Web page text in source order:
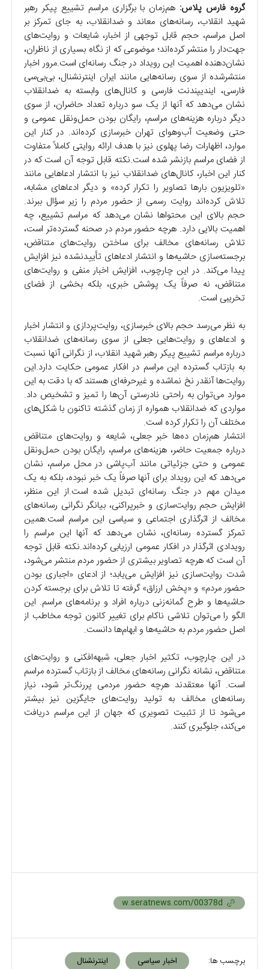
گروه فارس پلاس: هم‌زمان با برگزاری مراسم تشییع پیکر رهبر
شهید انقلاب، رسانه‌های معاند و ضدانقلاب، به جای تمرکز بر
اصل مراسم، حجم قابل توجهی از اخبار، شایعات و روایت‌های
جهت‌دار را منتشر کرده‌اند؛ موضوعی که از نگاه بسیاری از ناظران،
نشان‌دهنده اهمیت این رویداد در جنگ رسانه‌ای است.مرور اخبار
منتشرشده از سوی رسانه‌هایی مانند ایران اینترنشنال، بی‌بی‌سی
فارسی، ایندیپندنت فارسی و کانال‌های وابسته به ضدانقلاب
نشان می‌دهد که آنها از یک سو درباره تعداد حاضران، از سوی
دیگر درباره هزینه‌های مراسم، رایگان بودن حمل‌ونقل عمومی و
حتی وضعیت آب‌وهوای تهران خبرسازی کرده‌اند. در کنار این
موارد، اظهارات رضا پهلوی نیز با هدف ارائه روایتی کاملاً متفاوت
از فضای مراسم بازنشر شده است.نکته قابل توجه آن است که در
کنار این اخبار، کانال‌های ضدانقلاب نیز با انتشار ادعاهایی مانند
«تلویزیون بارها تصاویر را تکرار کرده» و دیگر ادعاهای مشابه،
تلاش کرده‌اند روایت رسمی از حضور مردم را زیر سؤال ببرند.
حجم بالای این محتواها نشان می‌دهد که مراسم تشییع، چه
اهمیت بالایی دارد. هرچه حضور مردم در صحنه گسترده‌تر است،
تلاش رسانه‌های مخالف برای ساختن روایت‌های متناقض،
برجسته‌سازی حاشیه‌ها و انتشار ادعاهای تأییدنشده نیز افزایش
پیدا می‌کند. در این چارچوب، افزایش اخبار منفی و روایت‌های
متناقض، نه صرفاً یک پوشش خبری، بلکه بخشی از فضای
تخریبی است.
به نظر می‌رسد حجم بالای خبرسازی، روایت‌پردازی و انتشار اخبار
و ادعاهای و روایت‌هایی جعلی از سوی رسانه‌های ضدانقلاب
درباره مراسم تشییع پیکر رهبر شهید انقلاب، از نگرانی آنها نسبت
به بازتاب گسترده این مراسم در افکار عمومی حکایت دارد.این
روایت‌ها آنقدر نخ نماشده و غیرحرفه‌ای هستند که با دقت به این
موارد می‌توان به راحتی نادرستی آن‌ها را تمیز و تشخیص داد.
مواردی که ضدانقلاب همواره از زمان گذشته تاکنون با شکل‌های
مختلف آن را تکرار کرده است.
انتشار هم‌زمان ده‌ها خبر جعلی، شایعه و روایت‌های متناقض
درباره جمعیت حاضر، هزینه‌های مراسم، رایگان بودن حمل‌ونقل
عمومی و حتی جزئیاتی مانند آب‌پاشی در محل مراسم، نشان
می‌دهد که این رویداد برای آنها صرفاً یک خبر نبوده، بلکه به یک
میدان مهم در جنگ رسانه‌ای تبدیل شده است.از این منظر،
افزایش حجم روایت‌سازی و خبرپراکنی، بیانگر نگرانی رسانه‌های
مخالف از اثرگذاری اجتماعی و سیاسی این مراسم است.همین
تمرکز گسترده رسانه‌ای، نشان می‌دهد که آنها این مراسم را
رویدادی اثرگذار در افکار عمومی ارزیابی کرده‌اند.نکته قابل توجه
آن است که هرچه تصاویر بیشتری از حضور مردم منتشر می‌شود،
شدت روایت‌سازی نیز افزایش می‌یابد؛ از ادعای «اجباری بودن
حضور مردم» و «پخش ارزاق» گرفته تا تلاش برای برجسته کردن
حاشیه‌ها و طرح گمانه‌زنی درباره افراد و برنامه‌های مراسم. این
الگو را می‌توان تلاشی ناکام برای تغییر کانون توجه مخاطب از
اصل حضور مردم به حاشیه‌ها و ابهام‌ها دانست.
در این چارچوب، تکثیر اخبار جعلی، شبهه‌افکنی و روایت‌های
متناقض، نشانه نگرانی رسانه‌های مخالف از بازتاب گسترده مراسم
است. آنها معتقدند هرچه حضور مردمی پررنگ‌تر شود، نیاز
رسانه‌های مخالف به تولید روایت‌های جایگزین نیز بیشتر
می‌شود تا از تثبیت تصویری که جهان از این مراسم دریافت
می‌کند، جلوگیری کنند.
برچسب ها: اخبار سیاسی
اینترنشنال